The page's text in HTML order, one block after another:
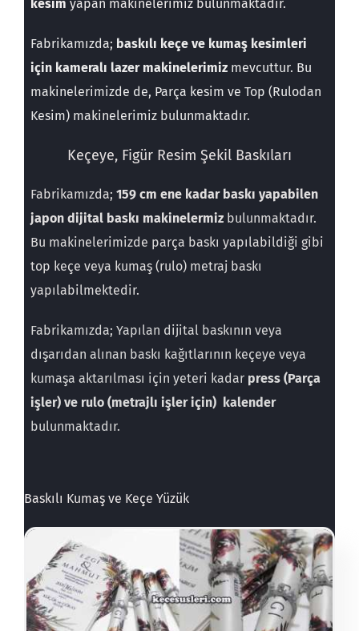
kesim yapan makinelerimiz bulunmaktadır.
Fabrikamızda; baskılı keçe ve kumaş kesimleri
için kameralı lazer makinelerimiz mevcuttur. Bu
makinelerimizde de, Parça kesim ve Top (Rulodan
Kesim) makinelerimiz bulunmaktadır.
Keçeye, Figür Resim Şekil Baskıları
Fabrikamızda;159 cm ene kadar baskı yapabilen
japon dijital baskı makinelermiz bulunmaktadır.
Bu makinelerimizde parça baskı yapılabildiği gibi
top keçe veya kumaş (rulo) metraj baskı
yapılabilmektedir.
Fabrikamızda; Yapılan dijital baskının veya
dışarıdan alınan baskı kağıtlarının keçeye veya
kumaşa aktarılması için yeteri kadar press (Parça
işler) ve rulo (metrajlı işler için) kalender
bulunmaktadır.
Baskılı Kumaş ve Keçe Yüzük